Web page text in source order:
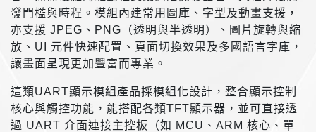
發門檻與時程。模組內建常用圖庫、字型及動畫支援，
亦支援 JPEG、PNG（透明與半透明）、圖片旋轉與縮
放、UI 元件快速配置、頁面切換效果及多國語言字庫，
讓畫面呈現更加豐富而專業。
這類UART顯示模組產品採模組化設計，整合顯示控制
核心與觸控功能，能搭配各類TFT顯示器，並可直接透
過 UART 介面連接主控板（如 MCU、ARM 核心、單